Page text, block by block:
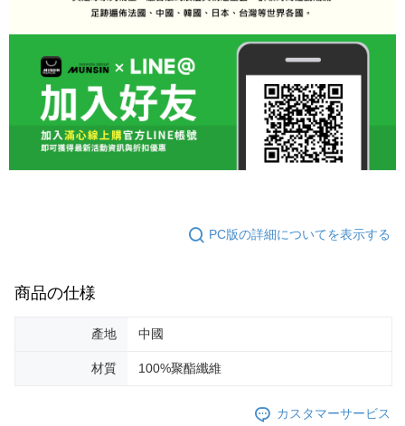
PC版の詳細についてを表示する
商品の仕様
產地 中國
材質 100%聚酯纖維
カスタマーサービス